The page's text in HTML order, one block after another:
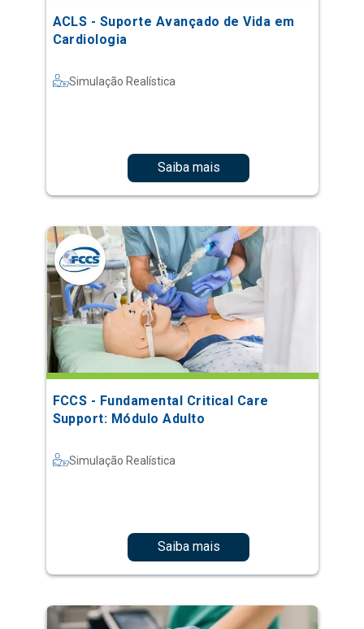
ACLS - Suporte Avançado de Vida em
Cardiologia
Simulação Realística
Saiba mais
FCCS - Fundamental Critical Care
Support: Módulo Adulto
Simulação Realística
Saiba mais